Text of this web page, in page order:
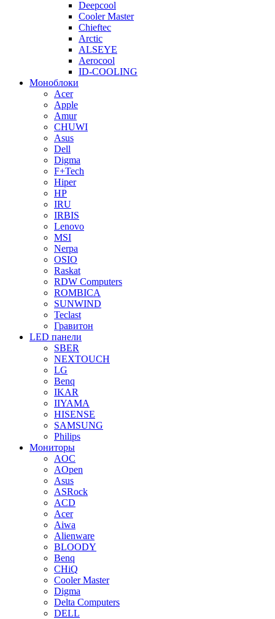
Deepcool
Cooler Master
Chieftec
Arctic
ALSEYE
Aerocool
ID-COOLING
Моноблоки
Acer
Apple
Amur
CHUWI
Asus
Dell
Digma
F+Tech
Hiper
HP
IRU
IRBIS
Lenovo
MSI
Nerpa
OSIO
Raskat
RDW Computers
ROMBICA
SUNWIND
Teclast
Гравитон
LED панели
SBER
NEXTOUCH
LG
Benq
IKAR
IIYAMA
HISENSE
SAMSUNG
Philips
Мониторы
AOC
AOpen
Asus
ASRock
ACD
Acer
Aiwa
Alienware
BLOODY
Benq
CHiQ
Cooler Master
Digma
Delta Computers
DELL